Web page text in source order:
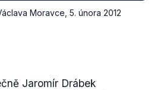
Moravce 5. února 2012
Jaromír Drábek